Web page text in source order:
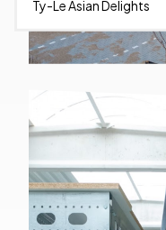
Ty-Le Asian Delights
Bekijk het project